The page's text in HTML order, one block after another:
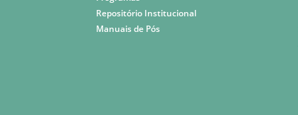
Repositório Institucional
Manuais de Pós